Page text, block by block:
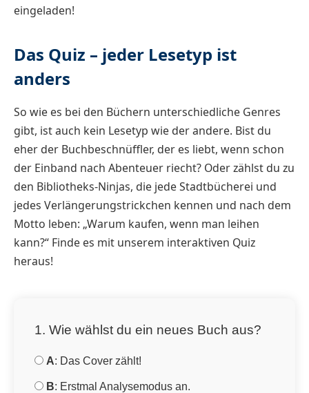
eingeladen!
Das Quiz – jeder Lesetyp ist
anders
So wie es bei den Büchern unterschiedliche Genres
gibt, ist auch kein Lesetyp wie der andere. Bist du
eher der Buchbeschnüffler, der es liebt, wenn schon
der Einband nach Abenteuer riecht? Oder zählst du zu
den Bibliotheks-Ninjas, die jede Stadtbücherei und
jedes Verlängerungstrickchen kennen und nach dem
Motto leben: „Warum kaufen, wenn man leihen
kann?“ Finde es mit unserem interaktiven Quiz
heraus!
1. Wie wählst du ein neues Buch aus?
A: Das Cover zählt!
B: Erstmal Analysemodus an.